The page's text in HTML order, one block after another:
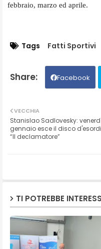
febbraio, marzo ed aprile.
Tags Fatti Sportivi
Facebook
VECCHIA
Stanislao Sadlovesky:
gennaio esce il disco
“Il declamatore”
TI POTREBBE